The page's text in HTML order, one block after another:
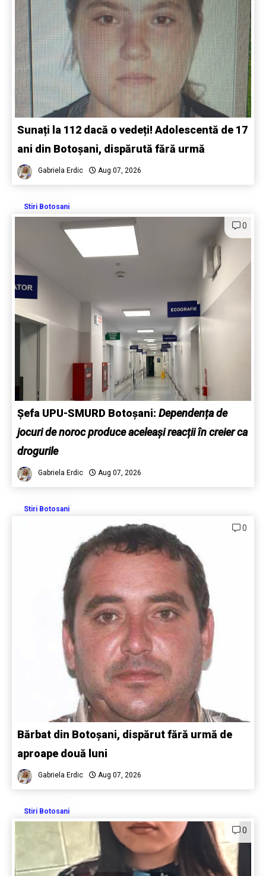
Sunați la 112 dacă o vedeți! Adolescentă de 17
ani din Botoșani, dispărută fără urmă
Gabriela Erdic Aug 07, 2026
Stiri Botosani
0
Șefa UPU-SMURD Botoșani: Dependența de
jocuri de noroc produce aceleași reacții în creier ca
drogurile
Gabriela Erdic Aug 07, 2026
Stiri Botosani
0
Bărbat din Botoșani, dispărut fără urmă de
aproape două luni
Gabriela Erdic Aug 07, 2026
Stiri Botosani
0